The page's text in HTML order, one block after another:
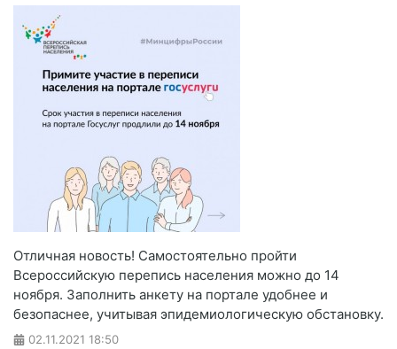
Отличная новость! Самостоятельно пройти
Всероссийскую перепись населения можно до 14
ноября. Заполнить анкету на портале удобнее и
безопаснее, учитывая эпидемиологическую обстановку.
02.11.2021 18:50